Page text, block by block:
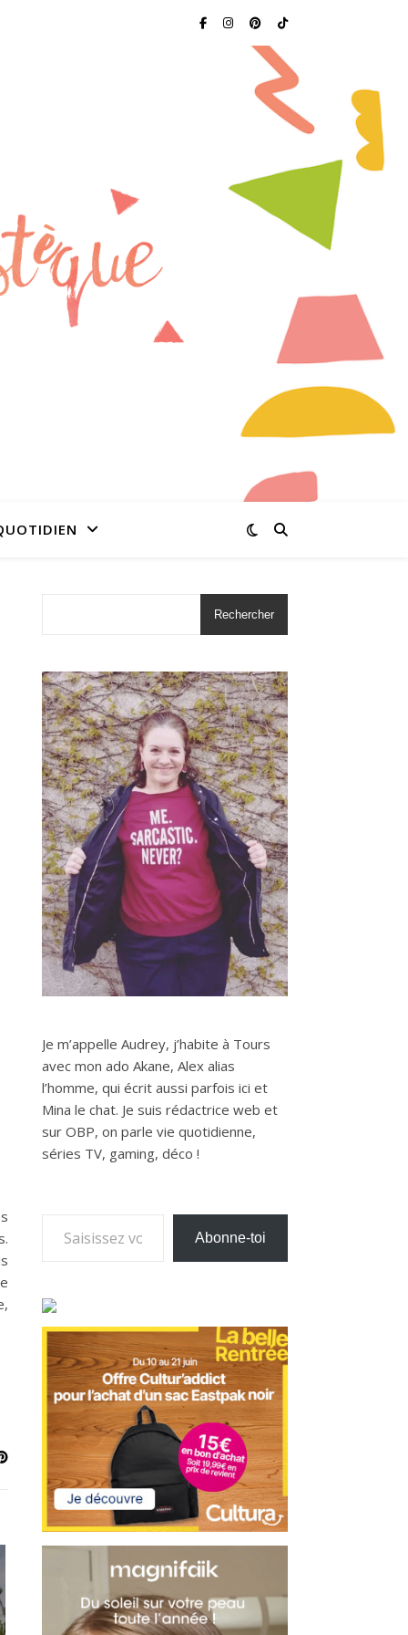
Rechercher
Je m’appelle Audrey, j’habite à Tours
avec mon ado Akane, Alex alias
l’homme, qui écrit aussi parfois ici et
Mina le chat. Je suis rédactrice web et
sur OBP, on parle vie quotidienne,
séries TV, gaming, déco !
Saisissez votre adresse e-mail…
Abonne-toi